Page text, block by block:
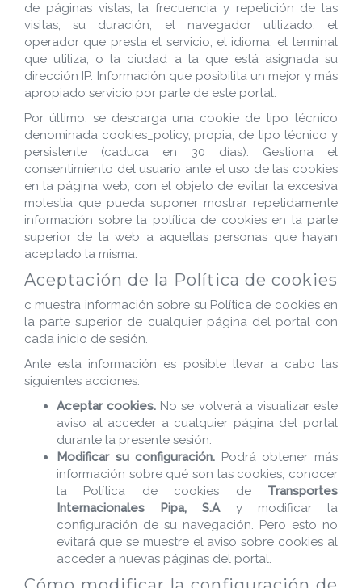
de páginas vistas, la frecuencia y repetición de las
visitas, su duración, el navegador utilizado, el
operador que presta el servicio, el idioma, el terminal
que utiliza, o la ciudad a la que está asignada su
dirección IP. Información que posibilita un mejor y más
apropiado servicio por parte de este portal.
Por último, se descarga una cookie de tipo técnico
denominada cookies_policy, propia, de tipo técnico y
persistente (caduca en 30 días). Gestiona el
consentimiento del usuario ante el uso de las cookies
en la página web, con el objeto de evitar la excesiva
molestia que pueda suponer mostrar repetidamente
información sobre la política de cookies en la parte
superior de la web a aquellas personas que hayan
aceptado la misma.
Aceptación de la Política de cookies
c muestra información sobre su Política de cookies en
la parte superior de cualquier página del portal con
cada inicio de sesión.
Ante esta información es posible llevar a cabo las
siguientes acciones:
Aceptar cookies. No se volverá a visualizar este
aviso al acceder a cualquier página del portal
durante la presente sesión.
Modificar su configuración. Podrá obtener más
información sobre qué son las cookies, conocer
la Política de cookies de Transportes
Internacionales Pipa, S.Ay modificar la
configuración de su navegación. Pero esto no
evitará que se muestre el aviso sobre cookies al
acceder a nuevas páginas del portal.